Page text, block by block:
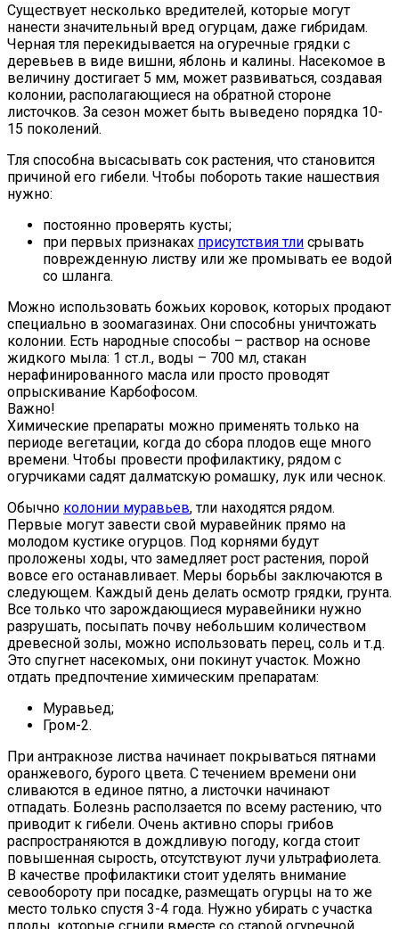
Существует несколько вредителей, которые могут
нанести значительный вред огурцам, даже гибридам.
Черная тля перекидывается на огуречные грядки с
деревьев в виде вишни, яблонь и калины. Насекомое в
величину достигает 5 мм, может развиваться, создавая
колонии, располагающиеся на обратной стороне
листочков. За сезон может быть выведено порядка 10-
15 поколений.
Тля способна высасывать сок растения, что становится
причиной его гибели. Чтобы побороть такие нашествия
нужно:
постоянно проверять кусты;
при первых признаках присутствия тли срывать
поврежденную листву или же промывать ее водой
со шланга.
Можно использовать божьих коровок, которых продают
специально в зоомагазинах. Они способны уничтожать
колонии. Есть народные способы – раствор на основе
жидкого мыла: 1 ст.л., воды – 700 мл, стакан
нерафинированного масла или просто проводят
опрыскивание Карбофосом.
Важно!
Химические препараты можно применять только на
периоде вегетации, когда до сбора плодов еще много
времени. Чтобы провести профилактику, рядом с
огурчиками садят далматскую ромашку, лук или чеснок.
Обычно колонии муравьев, тли находятся рядом.
Первые могут завести свой муравейник прямо на
молодом кустике огурцов. Под корнями будут
проложены ходы, что замедляет рост растения, порой
вовсе его останавливает. Меры борьбы заключаются в
следующем. Каждый день делать осмотр грядки, грунта.
Все только что зарождающиеся муравейники нужно
разрушать, посыпать почву небольшим количеством
древесной золы, можно использовать перец, соль и т.д.
Это спугнет насекомых, они покинут участок. Можно
отдать предпочтение химическим препаратам:
Муравьед;
Гром-2.
При антракнозе листва начинает покрываться пятнами
оранжевого, бурого цвета. С течением времени они
сливаются в единое пятно, а листочки начинают
отпадать. Болезнь расползается по всему растению, что
приводит к гибели. Очень активно споры грибов
распространяются в дождливую погоду, когда стоит
повышенная сырость, отсутствуют лучи ультрафиолета.
В качестве профилактики стоит уделять внимание
севообороту при посадке, размещать огурцы на то же
место только спустя 3-4 года. Нужно убирать с участка